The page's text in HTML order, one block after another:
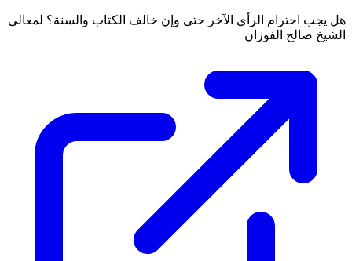
هل يجب احترام الرأي الآخر حتى وإن خالف الكتاب والسنة؟ لمعالي
الشيخ صالح الفوزان